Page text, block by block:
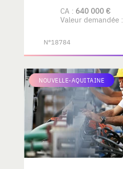
CA : 640 000 €
Valeur demandée :
N°18784
NOUVELLE-AQUITAINE